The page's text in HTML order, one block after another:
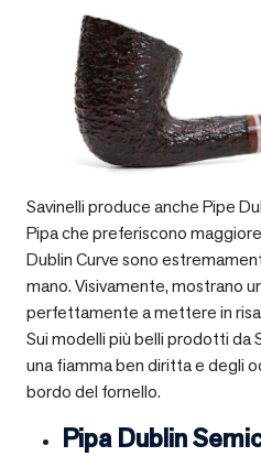
Savinelli produce anche Pipe
Pipa che preferiscono maggiore
Dublin Curve sono
mano. Visivamente, mostrano
perfettamente a mettere in
Sui modelli più belli prodotti da
una fiamma ben diritta e degli
bordo del fornello.
Pipa Dublin